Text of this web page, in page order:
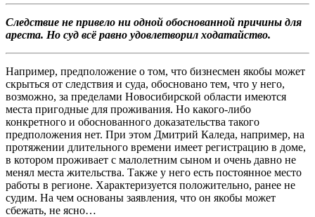
Следствие не привело ни одной обоснованной причины для
ареста. Но суд всё равно удовлетворил ходатайство.
Например, предположение о том, что бизнесмен якобы может
скрыться от следствия и суда, обосновано тем, что у него,
возможно, за пределами Новосибирской области имеются
места пригодные для проживания. Но какого-либо
конкретного и обоснованного доказательства такого
предположения нет. При этом Дмитрий Каледа, например, на
протяжении длительного времени имеет регистрацию в доме,
в котором проживает с малолетним сыном и очень давно не
менял места жительства. Также у него есть постоянное место
работы в регионе. Характеризуется положительно, ранее не
судим. На чем основаны заявления, что он якобы может
сбежать, не ясно…